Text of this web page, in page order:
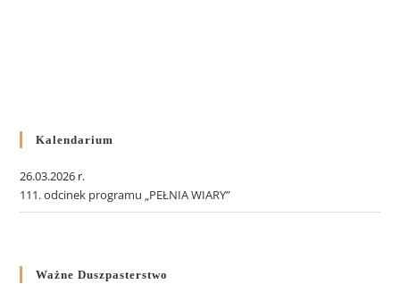
Kalendarium
26.03.2026 r.
111. odcinek programu „PEŁNIA WIARY”
Ważne Duszpasterstwo